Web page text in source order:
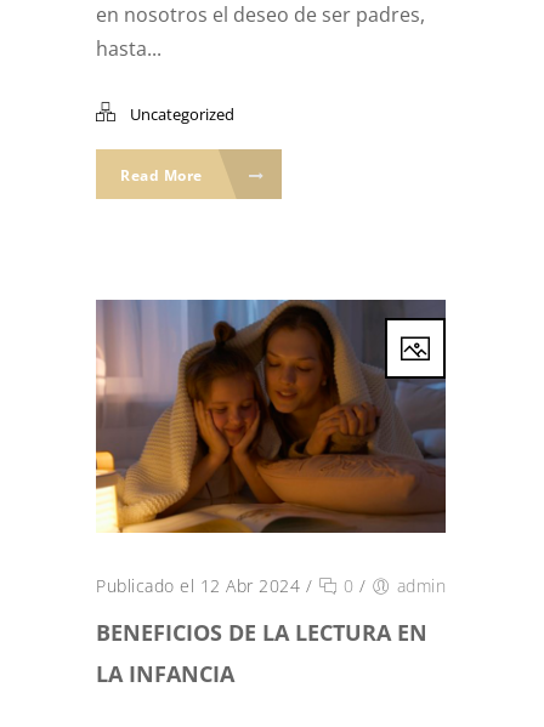
en nosotros el deseo de ser padres,
hasta...
Uncategorized
Read More
Publicado el 12 Abr 2024 / 0 / admin
BENEFICIOS DE LA LECTURA EN
LA INFANCIA